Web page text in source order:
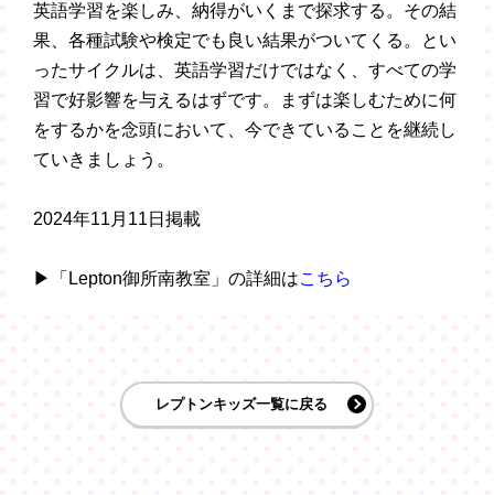
英語学習を楽しみ、納得がいくまで探求する。その結
果、各種試験や検定でも良い結果がついてくる。とい
ったサイクルは、英語学習だけではなく、すべての学
習で好影響を与えるはずです。まずは楽しむために何
をするかを念頭において、今できていることを継続し
ていきましょう。
2024年11月11日掲載
▶「Lepton御所南教室」の詳細はこちら
レプトンキッズ一覧に戻る